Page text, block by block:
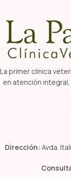
La primer clínica
en atención
Dirección: Avda.